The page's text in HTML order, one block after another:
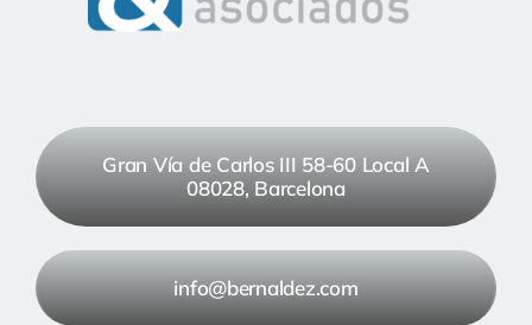
Gran Vía de Carlos III 58-60 Local A
08028, Barcelona
info@bernaldez.com